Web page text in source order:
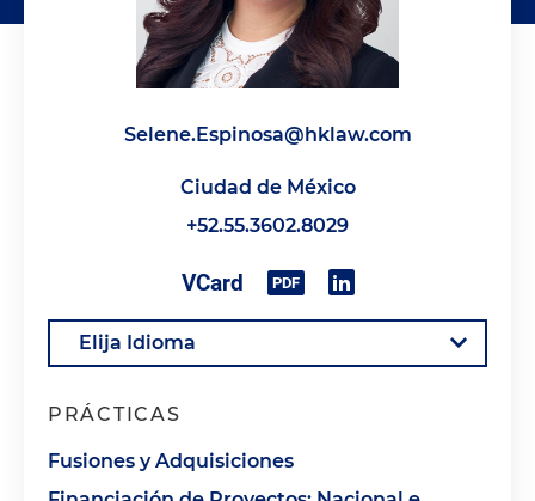
Selene.Espinosa@hklaw.com
Ciudad de México
+52.55.3602.8029
PRÁCTICAS
Fusiones y Adquisiciones